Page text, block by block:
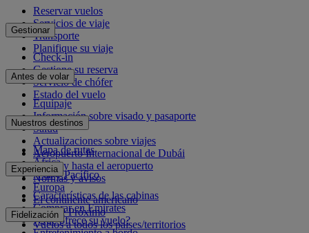
Reservar vuelos
Servicios de viaje
Transporte
Planifique su viaje
Gestionar
Check-in
Gestione su reserva
Servicio de chófer
Estado del vuelo
Antes de volar
Equipaje
Información sobre visado y pasaporte
Salud
Actualizaciones sobre viajes
Aeropuerto Internacional de Dubái
Desde y hasta el aeropuerto
Normas y avisos
Nuestros destinos
Mapa de rutas
África
Asia y Pacífico
Europa
El continente americano
Oriente Próximo
Vuelos a todos los países/territorios
Experiencia
Características de las cabinas
Comprar en Emirates
¿Qué ofrece su vuelo?
Fidelización